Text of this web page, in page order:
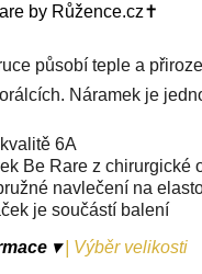
by Růžence.cz✝️
působí teple a
Náramek je
6A
Be Rare z chirurgické
navlečení na
je součástí balení
▾
Výběr velikosti